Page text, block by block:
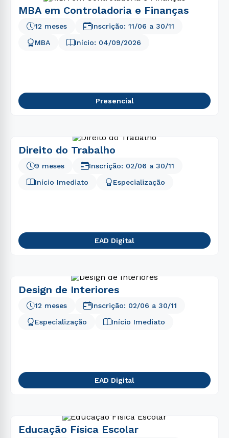
MBA em Controladoria e Finanças
MBA
12 meses
Início: 04/09/2026
Inscrição: 11/06 a 30/11
Presencial
Direito do Trabalho
Início Imediato
9 meses
Especialização
Inscrição: 02/06 a 30/11
EAD Digital
Design de Interiores
Especialização Início Imediato
12 meses Inscrição: 02/06 a 30/11
EAD Digital
Educação Física Escolar